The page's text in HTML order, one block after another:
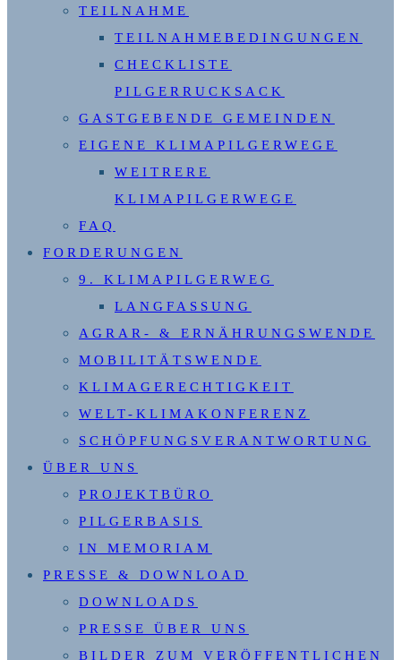
TEILNAHME
TEILNAHMEBEDINGUNGEN
CHECKLISTE
PILGERRUCKSACK
GASTGEBENDE GEMEINDEN
EIGENE KLIMAPILGERWEGE
WEITRERE
KLIMAPILGERWEGE
FAQ
FORDERUNGEN
9. KLIMAPILGERWEG
LANGFASSUNG
AGRAR- & ERNÄHRUNGSWENDE
MOBILITÄTSWENDE
KLIMAGERECHTIGKEIT
WELT-KLIMAKONFERENZ
SCHÖPFUNGSVERANTWORTUNG
ÜBER UNS
PROJEKTBÜRO
PILGERBASIS
IN MEMORIAM
PRESSE & DOWNLOAD
DOWNLOADS
PRESSE ÜBER UNS
BILDER ZUM VERÖFFENTLICHEN